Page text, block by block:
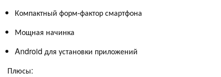
Компактный форм-фактор смартфона
Мощная начинка
Android для установки приложений
Плюсы: